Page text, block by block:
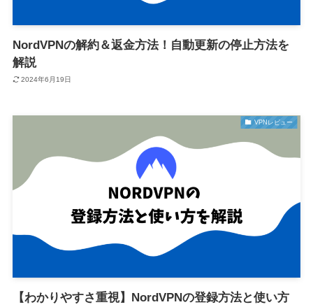
NordVPNの解約＆返金方法！自動更新の停止方法を
解説
2024年6月19日
VPNレビュー
【わかりやすさ重視】NordVPNの登録方法と使い方